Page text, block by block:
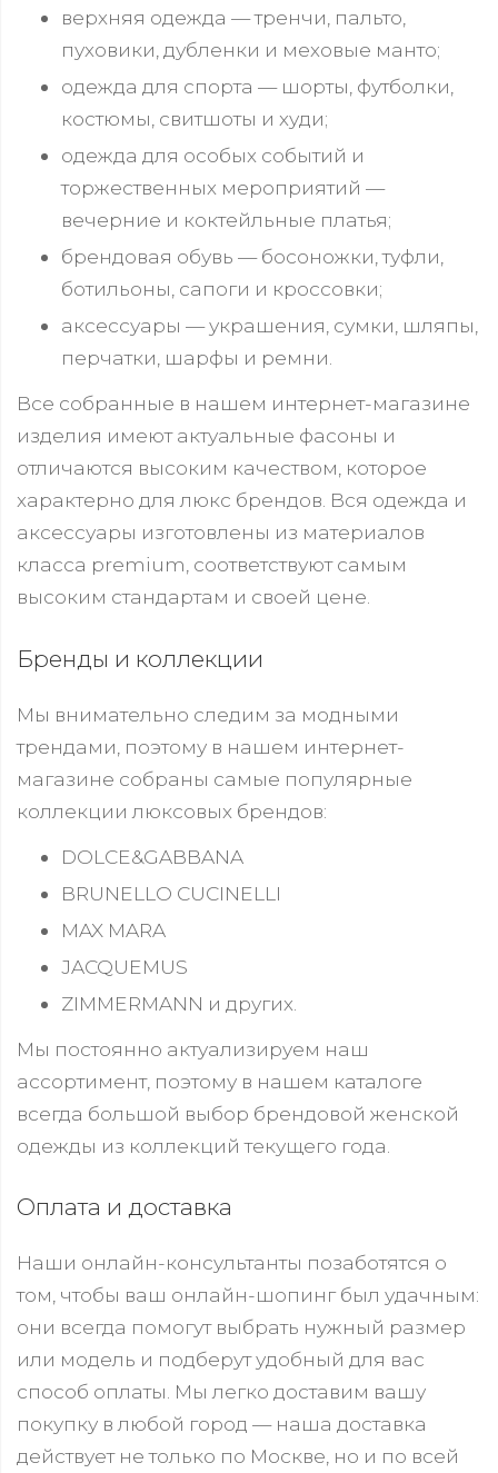
верхняя одежда — тренчи, пальто,
пуховики, дубленки и меховые манто;
одежда для спорта — шорты, футболки,
костюмы, свитшоты и худи;
одежда для особых событий и
торжественных мероприятий —
вечерние и коктейльные платья;
брендовая обувь — босоножки, туфли,
ботильоны, сапоги и кроссовки;
аксессуары — украшения, сумки, шляпы,
перчатки, шарфы и ремни.
Все собранные в нашем интернет-магазине
изделия имеют актуальные фасоны и
отличаются высоким качеством, которое
характерно для люкс брендов. Вся одежда и
аксессуары изготовлены из материалов
класса premium, соответствуют самым
высоким стандартам и своей цене.
Бренды и коллекции
Мы внимательно следим за модными
трендами, поэтому в нашем интернет-
магазине собраны самые популярные
коллекции люксовых брендов:
DOLCE&GABBANA
BRUNELLO CUCINELLI
MAX MARA
JACQUEMUS
ZIMMERMANN и других.
Мы постоянно актуализируем наш
ассортимент, поэтому в нашем каталоге
всегда большой выбор брендовой женской
одежды из коллекций текущего года.
Оплата и доставка
Наши онлайн-консультанты позаботятся о
том, чтобы ваш онлайн-шопинг был удачным:
они всегда помогут выбрать нужный размер
или модель и подберут удобный для вас
способ оплаты. Мы легко доставим вашу
покупку в любой город — наша доставка
действует не только по Москве, но и по всей